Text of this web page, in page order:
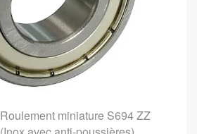
Roulement miniature S694 ZZ